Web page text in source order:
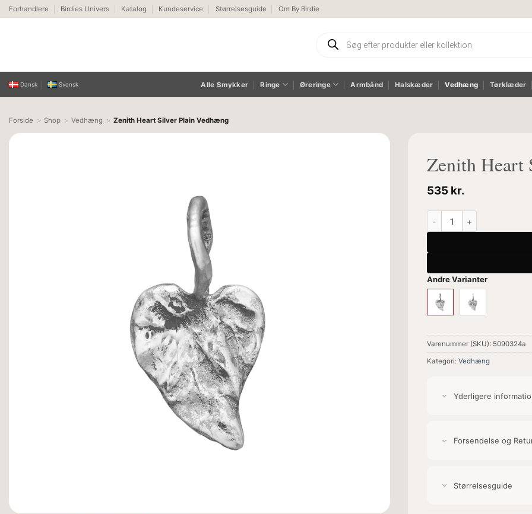
Fortsæt
til
Forhandlere Birdies Univers Katalog Kundeservice Størrelsesguide Om By Birdie
search
Dansk Svensk Alle Smykker Ringe Øreringe Armbånd Halskæder Vedhæng Tørklæder
Forside Shop Vedhæng Zenith Heart Silver Plain Vedhæng
Zenith Heart
535 kr.
Zenith Heart Silver Plain
Andre Varianter
Varenummer (SKU): 5090324a
Kategori:Vedhæng
Yderligere
Forsendelse og
Størrelsesguide